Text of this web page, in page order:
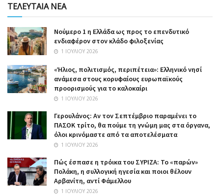
ΤΕΛΕΥΤΑΙΑ ΝΕΑ
Nούμερο 1 η Ελλάδα ως προς το επενδυτικό
ενδιαφέρον στον κλάδο φιλοξενίας
1 ΙΟΥΛΊΟΥ 2026
«Ήλιος, πολιτισμός, περιπέτεια»: Ελληνικό νησί
ανάμεσα στους κορυφαίους ευρωπαϊκούς
προορισμούς για το καλοκαίρι
1 ΙΟΥΛΊΟΥ 2026
Γερουλάνος: Αν τον Σεπτέμβριο παραμένει το
ΠΑΣΟΚ τρίτο, θα πούμε τη γνώμη μας στα όργανα,
όλοι κρινόμαστε από τα αποτελέσματα
1 ΙΟΥΛΊΟΥ 2026
Πώς έσπασε η τρόικα του ΣΥΡΙΖΑ: Το «παρών»
Πολάκη, η συλλογική ηγεσία και ποιοι θέλουν
Αρβανίτη, αντί Φάμελλου
1 ΙΟΥΛΊΟΥ 2026